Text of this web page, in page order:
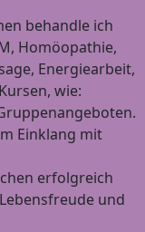
behandle ich
Homöopathie,
Energiearbeit,
wie:
Einklang mit
erfolgreich
und